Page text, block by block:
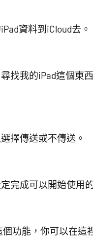
資料到iCloud去。
找我的iPad這個東
擇傳送或不傳送。
完成可以開始使用
功能，你可以在這